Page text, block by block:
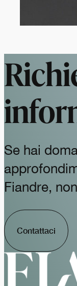
Se hai
Fiandre,
Contattaci